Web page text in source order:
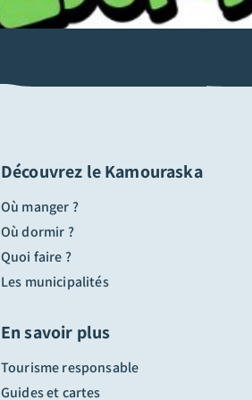
Découvrez le Kamouraska
Où manger ?
Où dormir ?
Quoi faire ?
Les municipalités
En savoir plus
Tourisme responsable
Guides et cartes